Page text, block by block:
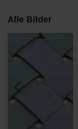
Alle Bilder